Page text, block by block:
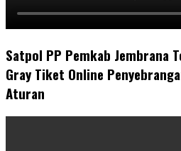
Satpol PP Pemkab Jembrana
Gray Tiket Online
Aturan